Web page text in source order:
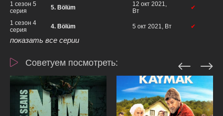
1 сезон 5
серия
5. Bölüm
12 окт 2021,
Вт
✔
1 сезон 4
серия
4. Bölüm 5 окт 2021, Вт ✔
показать все серии
Советуем посмотреть: